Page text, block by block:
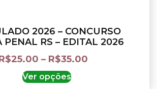
2026 – CONCURSO
PENAL RS – EDITAL 2026
25.00 – R$35.00
Ver opções